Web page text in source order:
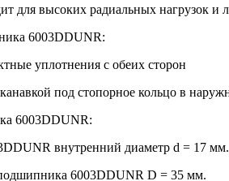
для высоких радиальных нагрузок и
6003DDUNR:
уплотнения с обеих сторон
под стопорное кольцо в
6003DDUNR:
внутренний диаметр d = 17 мм.
6003DDUNR D = 35 мм.